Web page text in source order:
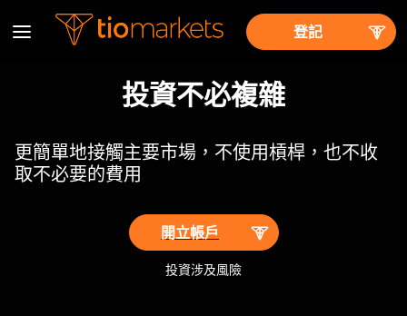
登記
投資不必複雜
更簡單地接觸主要市場，不使用槓桿，也不收
取不必要的費用
開立帳戶
投資涉及風險